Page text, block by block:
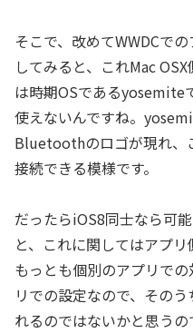
そこで、改めてWWDCで
してみると、これMac
は時期OSであるyosemite
使えないんですね。
Bluetoothのロゴが現れ、
接続できる模様です。
だったらiOS8同士なら可
と、これに関してはアプリ
もっとも個別のアプリで
リでの設定なので、その
れるのではないかと思う